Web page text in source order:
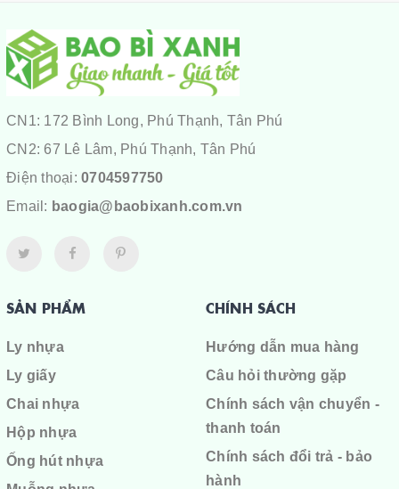
CN1: 172 Bình Long, Phú Thạnh, Tân Phú
CN2: 67 Lê Lâm, Phú Thạnh, Tân Phú
Điện thoại: 0704597750
Email: baogia@baobixanh.com.vn
SẢN PHẨM
Ly nhựa
Ly giấy
Chai nhựa
Hộp nhựa
Ống hút nhựa
CHÍNH SÁCH
Hướng dẫn mua hàng
Câu hỏi thường gặp
Chính sách vận chuyển -
thanh toán
Chính sách đổi trả - bảo
hành